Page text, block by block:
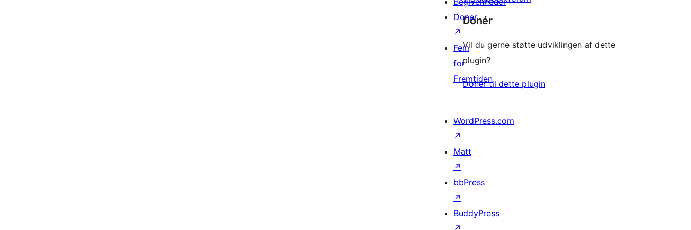
Donér
Vil du gerne støtte udviklingen af dette
plugin?
Donér til dette plugin
Doner
↗
Fem
for
Fremtiden
WordPress.com
↗
Matt
↗
bbPress
↗
BuddyPress